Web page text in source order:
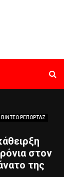
ΒΙΝΤΕΟ ΡΕΠΟΡΤΑΖ
στον
της